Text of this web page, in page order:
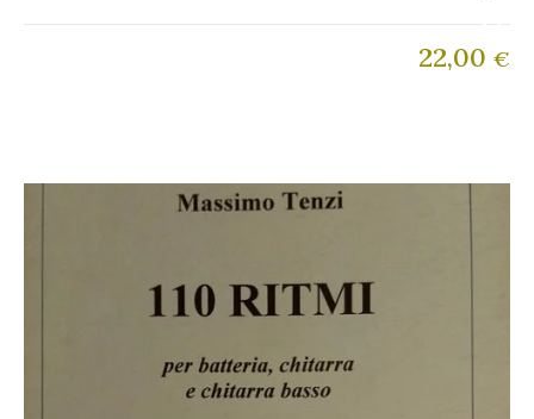
22,00 €